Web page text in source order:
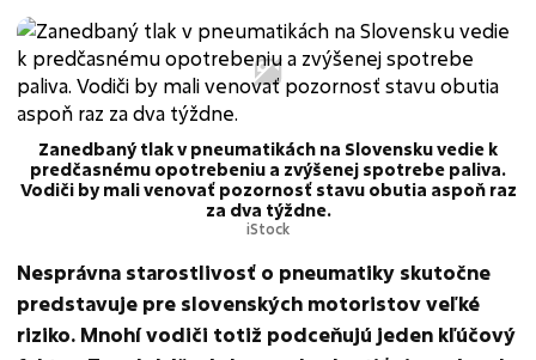
Zanedbaný tlak v pneumatikách na Slovensku vedie k
predčasnému opotrebeniu a zvýšenej spotrebe paliva.
Vodiči by mali venovať pozornosť stavu obutia aspoň raz
za dva týždne.
iStock
Nesprávna starostlivosť o pneumatiky skutočne
predstavuje pre slovenských motoristov veľké
riziko. Mnohí vodiči totiž podceňujú jeden kľúčový